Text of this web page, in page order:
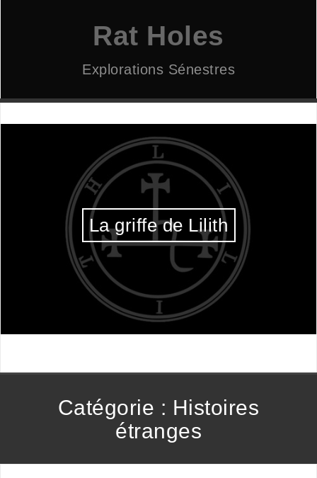
Rat Holes
Explorations Sénestres
La griffe de Lilith
Catégorie : Histoires
étranges